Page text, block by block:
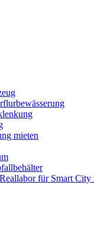
mieten
für Smart City